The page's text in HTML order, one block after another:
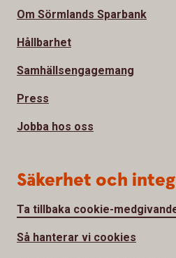
Om Sörmlands Sparbank
Hållbarhet
Samhällsengagemang
Press
Jobba hos oss
Säkerhet och
Ta tillbaka cookie-
Så hanterar vi cookies